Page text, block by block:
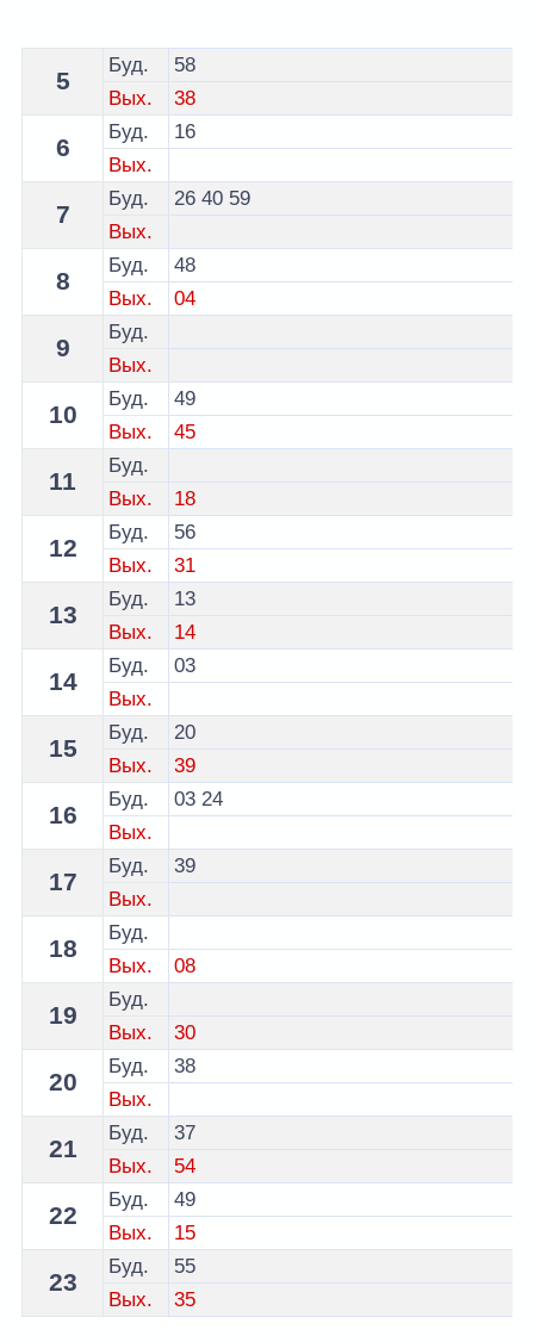
Расписание 26 автобуса Витебск - остановка
5
Буд.
58
Вых.
38
6
Буд.
16
Вых.
7
Буд. 26 40 59
Вых.
8
Буд.
48
Вых.
04
9
Буд.
Вых.
10
Буд.
49
Вых.
45
11
Буд.
Вых.
18
12
Буд.
56
Вых.
31
13
Буд.
13
Вых.
14
14
Буд.
03
Вых.
15
Буд.
20
Вых.
39
16
Буд. 03 24
Вых.
17
Буд.
39
Вых.
18
Буд.
Вых.
08
19
Буд.
Вых.
30
20
Буд.
38
Вых.
21
Буд.
37
Вых.
54
22
Буд.
49
Вых.
15
23
Буд.
55
Вых.
35